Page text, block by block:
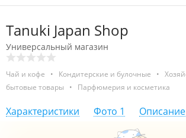
Tanuki Japan Shop
Универсальный магазин
Чай и кофе • Кондитерские и булочные •
бытовые товары
• Парфюмерия и косметика
Характеристики Фото 1 Описание